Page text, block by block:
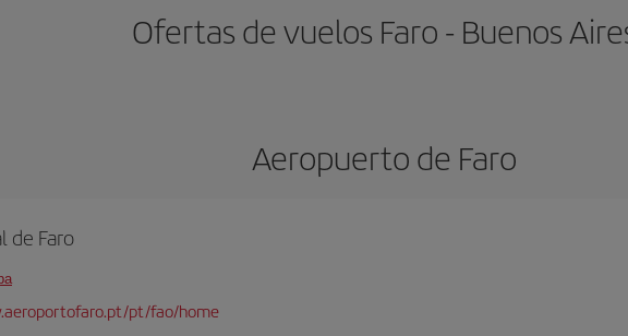
Ofertas de vuelos Faro - Buenos
Aeropuerto de Faro
de Faro
pt/fao/home